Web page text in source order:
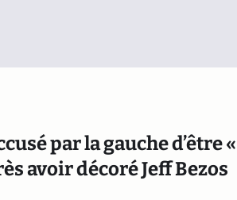
par la gauche d’être «
avoir décoré Jeff Bezos